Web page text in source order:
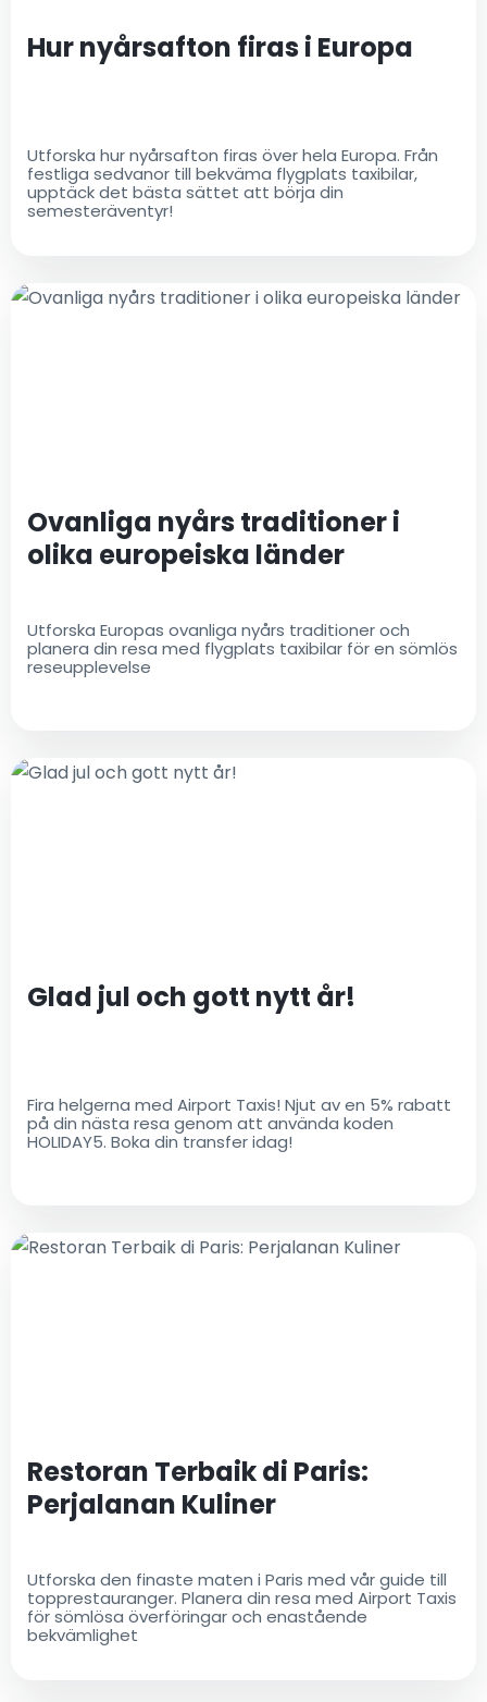
Hur nyårsafton firas i Europa
Utforska hur nyårsafton firas över hela Europa. Från
festliga sedvanor till bekväma flygplats taxibilar,
upptäck det bästa sättet att börja din
semesteräventyr!
Ovanliga nyårs traditioner i
olika europeiska länder
Utforska Europas ovanliga nyårs traditioner och
planera din resa med flygplats taxibilar för en sömlös
reseupplevelse
Glad jul och gott nytt år!
Fira helgerna med Airport Taxis! Njut av en 5% rabatt
på din nästa resa genom att använda koden
HOLIDAY5. Boka din transfer idag!
Restoran Terbaik di Paris:
Perjalanan Kuliner
Utforska den finaste maten i Paris med vår guide till
topprestauranger. Planera din resa med Airport Taxis
för sömlösa överföringar och enastående
bekvämlighet